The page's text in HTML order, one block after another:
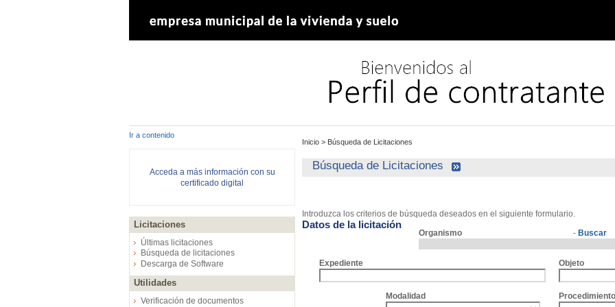
Ir a contenido
Acceda a más información con su
certificado digital
Licitaciones
Últimas licitaciones
Búsqueda de licitaciones
Descarga de Software
Utilidades
Verificación de documentos
Inicio > Búsqueda de Licitaciones
Búsqueda de Licitaciones
Introduzca los criterios de búsqueda deseados en el siguiente formulario.
Datos de la licitación
Organismo - Buscar
Expediente Objeto
Modalidad